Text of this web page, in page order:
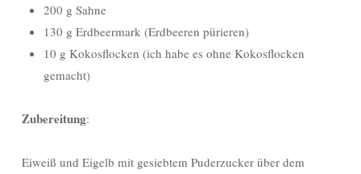
200 g Sahne
130 g Erdbeermark (Erdbeeren pürieren)
10 g Kokosflocken (ich habe es ohne Kokosflocken
gemacht)
Zubereitung:
Eiweiß und Eigelb mit gesiebtem Puderzucker über dem